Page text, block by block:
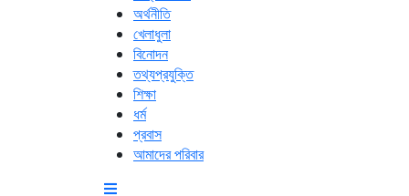
অর্থনীতি
খেলাধুলা
বিনোদন
তথ্যপ্রযুক্তি
শিক্ষা
ধর্ম
প্রবাস
আমাদের পরিবার